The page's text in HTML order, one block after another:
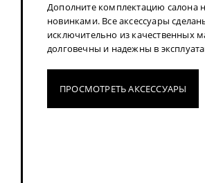
Дополните комплектацию салона
новинками. Все аксессуары
исключительно из качественных
долговечны и надежны в
ПРОСМОТРЕТЬ АКСЕССУАРЫ